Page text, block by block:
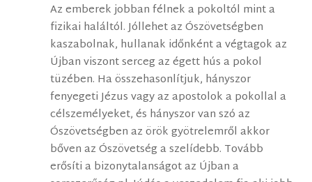
Az emberek jobban félnek a pokoltól mint a
fizikai haláltól. Jóllehet az Ószövetségben
kaszabolnak, hullanak időnként a végtagok az
Újban viszont serceg az égett hús a pokol
tüzében. Ha összehasonlítjuk, hányszor
fenyegeti Jézus vagy az apostolok a pokollal a
célszemélyeket, és hányszor van szó az
Ószövetségben az örök gyötrelemről akkor
bőven az Ószövetség a szelídebb. Tovább
erősíti a bizonytalanságot az Újban a